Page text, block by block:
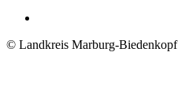
© Landkreis Marburg-Biedenkopf